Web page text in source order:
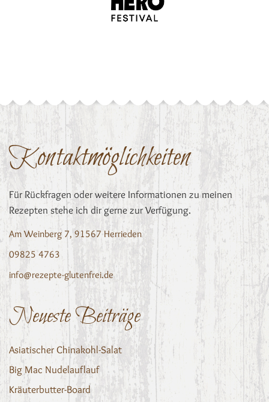
Kontaktmöglichkeiten
Für Rückfragen oder weitere Informationen zu meinen
Rezepten stehe ich dir gerne zur Verfügung.
Am Weinberg 7, 91567 Herrieden
09825 4763
info@rezepte-glutenfrei.de
Neueste Beiträge
Asiatischer Chinakohl-Salat
Big Mac Nudelauflauf
Kräuterbutter-Board